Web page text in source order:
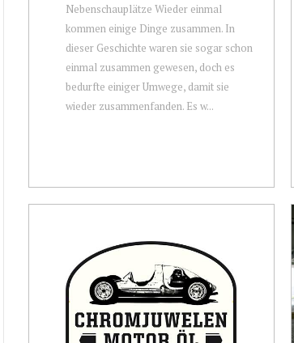
Nebenschauplätze Wieder einmal
kommen einige Dinge zusammen. In
dieser Geschichte waren sie sogar schon
einmal zusammen gewesen, doch es
bedurfte einiger Umwege, damit sie
wieder zusammenfanden. Es w...